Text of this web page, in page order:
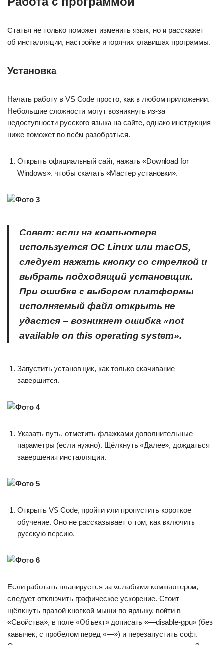
Статья не только поможет изменить язык, но и расскажет
об инсталляции, настройке и горячих клавишах программы.
Установка
Начать работу в VS Code просто, как в любом приложении.
Небольшие сложности могут возникнуть из-за
недоступности русского языка на сайте, однако инструкция
ниже поможет во всём разобраться.
Открыть официальный сайт, нажать «Download for
Windows», чтобы скачать «Мастер установки».
Совет: если на компьютере
используется ОС Linux или macOS,
следует нажать кнопку со стрелкой и
выбрать подходящий установщик.
При ошибке с выбором платформы
исполняемый файл открыть не
удастся – возникнет ошибка «not
available on this operating system».
Запустить установщик, как только скачивание
завершится.
Указать путь, отметить флажками дополнительные
параметры (если нужно). Щёлкнуть «Далее», дождаться
завершения инсталляции.
Открыть VS Code, пройти или пропустить короткое
обучение. Оно не рассказывает о том, как включить
русскую версию.
Если работать планируется за «слабым» компьютером,
следует отключить графическое ускорение. Стоит
щёлкнуть правой кнопкой мыши по ярлыку, войти в
«Свойства», в поле «Объект» дописать «—disable-gpu» (без
кавычек, с пробелом перед «—») и перезапустить софт.